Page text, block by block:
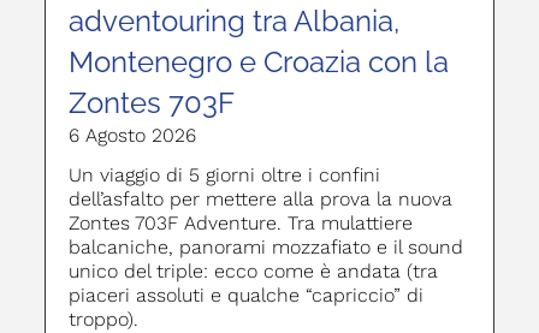
adventouring tra Albania,
Montenegro e Croazia con la
Zontes 703F
6 Agosto 2026
Un viaggio di 5 giorni oltre i confini
dell’asfalto per mettere alla prova la nuova
Zontes 703F Adventure. Tra mulattiere
balcaniche, panorami mozzafiato e il sound
unico del triple: ecco come è andata (tra
piaceri assoluti e qualche “capriccio” di
troppo).